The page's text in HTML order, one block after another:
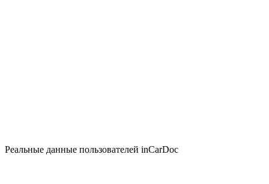
Реальные данные пользователей inCarDoc